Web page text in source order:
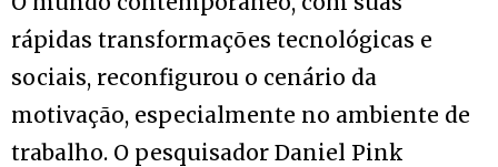
rápidas transformações tecnológicas e
sociais, reconfigurou o cenário da
motivação, especialmente no ambiente de
trabalho. O pesquisador Daniel Pink